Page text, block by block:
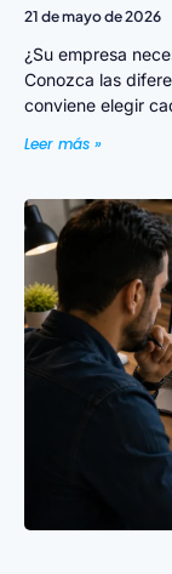
21 de mayo de 2026
¿Su empresa
Conozca las
conviene elegir
Leer más »